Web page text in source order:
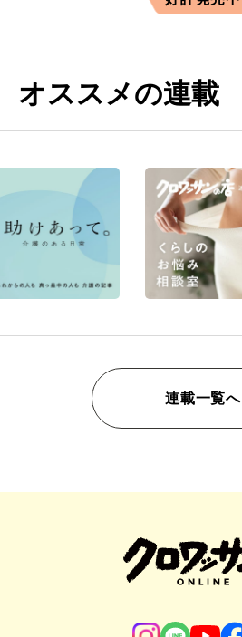
オススメの連載
連載一覧へ